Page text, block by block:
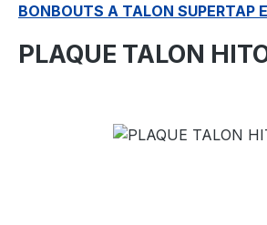
BONBOUTS A TALON SUPERTAP
PLAQUE TALON
Ignorer la galerie d'images